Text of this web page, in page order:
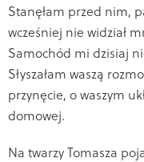
Stanęłam przed nim,
wcześniej nie widział
Samochód mi dzisiaj
Słyszałam waszą
przynęcie, o waszym
domowej.
Na twarzy Tomasza